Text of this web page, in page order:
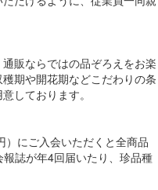
販ならではの品ぞろえをお楽
期や開花期などこだわりの条
しております。
にご入会いただくと全商品
誌が年4回届いたり、珍品種